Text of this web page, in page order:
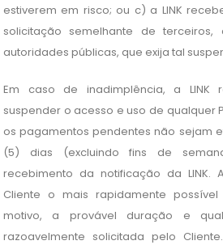
estiverem em risco; ou c) a LINK
solicitação semelhante de
autoridades públicas, que exija tal
Em caso de inadimplência, a LINK
suspender o acesso e uso de qualquer
os pagamentos pendentes não sejam
(5) dias (excluindo fins de
recebimento da notificação da LINK.
Cliente o mais rapidamente
motivo, a provável duração e
razoavelmente solicitada pelo